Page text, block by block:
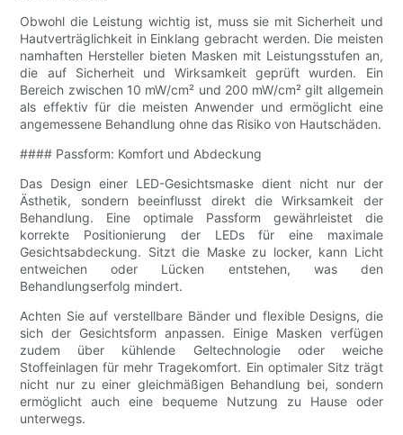
Obwohl die Leistung wichtig ist, muss sie mit Sicherheit und
Hautverträglichkeit in Einklang gebracht werden. Die meisten
namhaften Hersteller bieten Masken mit Leistungsstufen an,
die auf Sicherheit und Wirksamkeit geprüft wurden. Ein
Bereich zwischen 10 mW/cm² und 200 mW/cm² gilt allgemein
als effektiv für die meisten Anwender und ermöglicht eine
angemessene Behandlung ohne das Risiko von Hautschäden.
#### Passform: Komfort und Abdeckung
Das Design einer LED-Gesichtsmaske dient nicht nur der
Ästhetik, sondern beeinflusst direkt die Wirksamkeit der
Behandlung. Eine optimale Passform gewährleistet die
korrekte Positionierung der LEDs für eine maximale
Gesichtsabdeckung. Sitzt die Maske zu locker, kann Licht
entweichen oder Lücken entstehen, was den
Behandlungserfolg mindert.
Achten Sie auf verstellbare Bänder und flexible Designs, die
sich der Gesichtsform anpassen. Einige Masken verfügen
zudem über kühlende Geltechnologie oder weiche
Stoffeinlagen für mehr Tragekomfort. Ein optimaler Sitz trägt
nicht nur zu einer gleichmäßigen Behandlung bei, sondern
ermöglicht auch eine bequeme Nutzung zu Hause oder
unterwegs.